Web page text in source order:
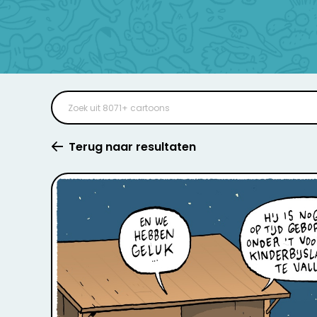
Terug naar resultaten